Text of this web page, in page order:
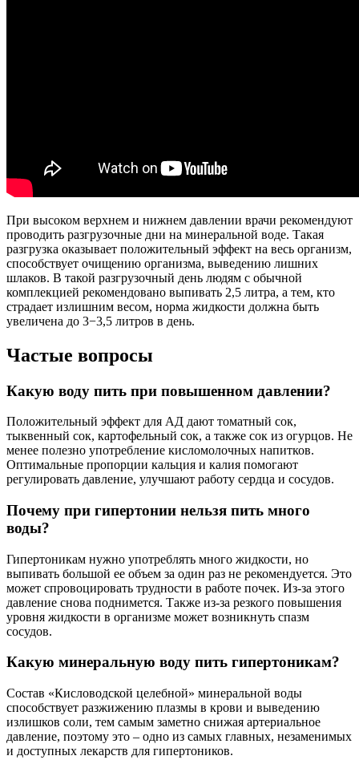
При высоком верхнем и нижнем давлении врачи рекомендуют
проводить разгрузочные дни на минеральной воде. Такая
разгрузка оказывает положительный эффект на весь организм,
способствует очищению организма, выведению лишних
шлаков. В такой разгрузочный день людям с обычной
комплекцией рекомендовано выпивать 2,5 литра, а тем, кто
страдает излишним весом, норма жидкости должна быть
увеличена до 3−3,5 литров в день.
Частые вопросы
Какую воду пить при повышенном давлении?
Положительный эффект для АД дают томатный сок,
тыквенный сок, картофельный сок, а также сок из огурцов. Не
менее полезно употребление кисломолочных напитков.
Оптимальные пропорции кальция и калия помогают
регулировать давление, улучшают работу сердца и сосудов.
Почему при гипертонии нельзя пить много
воды?
Гипертоникам нужно употреблять много жидкости, но
выпивать большой ее объем за один раз не рекомендуется. Это
может спровоцировать трудности в работе почек. Из-за этого
давление снова поднимется. Также из-за резкого повышения
уровня жидкости в организме может возникнуть спазм
сосудов.
Какую минеральную воду пить гипертоникам?
Состав «Кисловодской целебной» минеральной воды
способствует разжижению плазмы в крови и выведению
излишков соли, тем самым заметно снижая артериальное
давление, поэтому это – одно из самых главных, незаменимых
и доступных лекарств для гипертоников.